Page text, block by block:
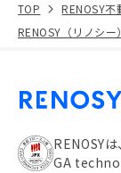
TOP RENOSY不
RENOSY（リノシ
RENOSY
GA